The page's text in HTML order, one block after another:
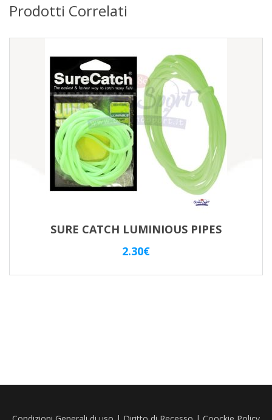
Prodotti Correlati
SURE CATCH LUMINIOUS PIPES
2.30€